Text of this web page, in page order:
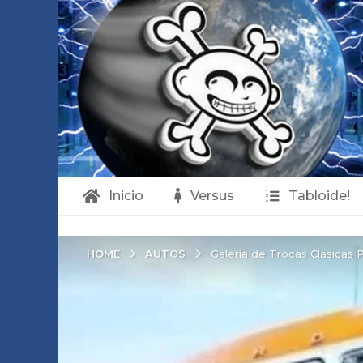
Inicio Versus Tabloide!
HOME AUTOS Galería de Trocas Clasicas